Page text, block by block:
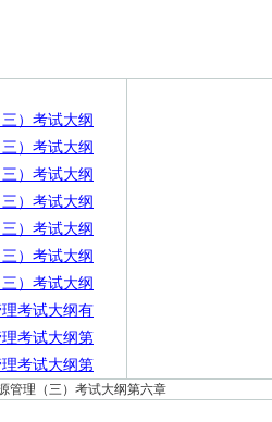
）考试大纲
）考试大纲
）考试大纲
）考试大纲
）考试大纲
）考试大纲
）考试大纲
考试大纲有
考试大纲第
考试大纲第
管理（三）考试大纲第六章